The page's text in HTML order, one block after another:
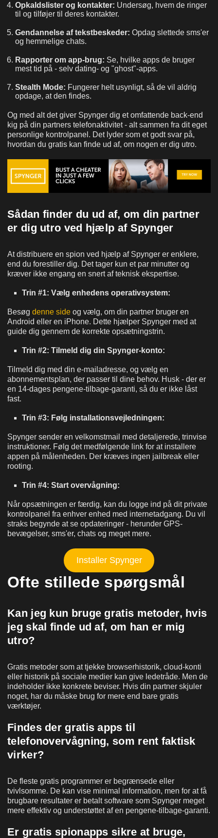
Opkaldslister og kontakter: Undersøg, hvem de ringer
til og tilføjer til deres kontakter.
Gendannelse af tekstbeskeder: Opdag slettede sms'er
og hemmelige chats.
Rapporter om app-brug: Se, hvilke apps de bruger
mest tid på - selv dating- og "ghost"-apps.
Stealth Mode: Fungerer helt usynligt, så de vil aldrig
opdage, at den findes.
Og med alt det giver Spynger dig et omfattende back-end
kig på din partners telefonaktivitet - alt sammen fra dit eget
personlige kontrolpanel. Det lyder som et godt svar på,
hvordan du gratis kan finde ud af, om nogen er dig utro.
Sådan finder du ud af, om din partner
er dig utro ved hjælp af Spynger
At distribuere en spion ved hjælp af Spynger er enklere,
end du forestiller dig. Det tager kun et par minutter og
kræver ikke engang en snert af teknisk ekspertise.
Trin #1: Vælg enhedens operativsystem:
Besøg denne side og vælg, om din partner bruger en
Android eller en iPhone. Dette hjælper Spynger med at
guide dig gennem de korrekte opsætningstrin.
Trin #2: Tilmeld dig din Spynger-konto:
Tilmeld dig med din e-mailadresse, og vælg en
abonnementsplan, der passer til dine behov. Husk - der er
en 14-dages pengene-tilbage-garanti, så du er ikke låst
fast.
Trin #3: Følg installationsvejledningen:
Spynger sender en velkomstmail med detaljerede, trinvise
instruktioner. Følg det medfølgende link for at installere
appen på målenheden. Der kræves ingen jailbreak eller
rooting.
Trin #4: Start overvågning:
Når opsætningen er færdig, kan du logge ind på dit private
kontrolpanel fra enhver enhed med internetadgang. Du vil
straks begynde at se opdateringer - herunder GPS-
bevægelser, sms'er, chats og meget mere.
Installer Spynger
Ofte stillede spørgsmål
Kan jeg kun bruge gratis metoder, hvis
jeg skal finde ud af, om han er mig
utro?
Gratis metoder som at tjekke browserhistorik, cloud-konti
eller historik på sociale medier kan give ledetråde. Men de
indeholder ikke konkrete beviser. Hvis din partner skjuler
noget, har du måske brug for mere end bare gratis
værktøjer.
Findes der gratis apps til
telefonovervågning, som rent faktisk
virker?
De fleste gratis programmer er begrænsede eller
tvivlsomme. De kan vise minimal information, men for at få
brugbare resultater er betalt software som Spynger meget
mere effektiv og understøttet af en pengene-tilbage-garanti.
Er gratis spionapps sikre at bruge,